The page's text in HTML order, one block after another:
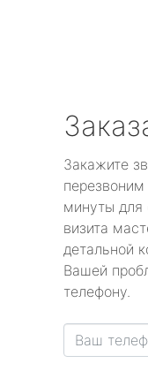
Закажите
минуты для
визита
детальной
Вашей
телефону.